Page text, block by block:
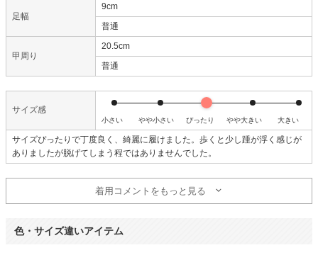
足幅
9cm
普通
甲周り
20.5cm
普通
サイズ感
小さい やや小さい ぴったり やや大きい 大きい
サイズぴったりで丁度良く、綺麗に履けました。歩くと少し踵が浮く感じが
ありましたが脱げてしまう程ではありませんでした。
着用コメントをもっと見る
色・サイズ違いアイテム